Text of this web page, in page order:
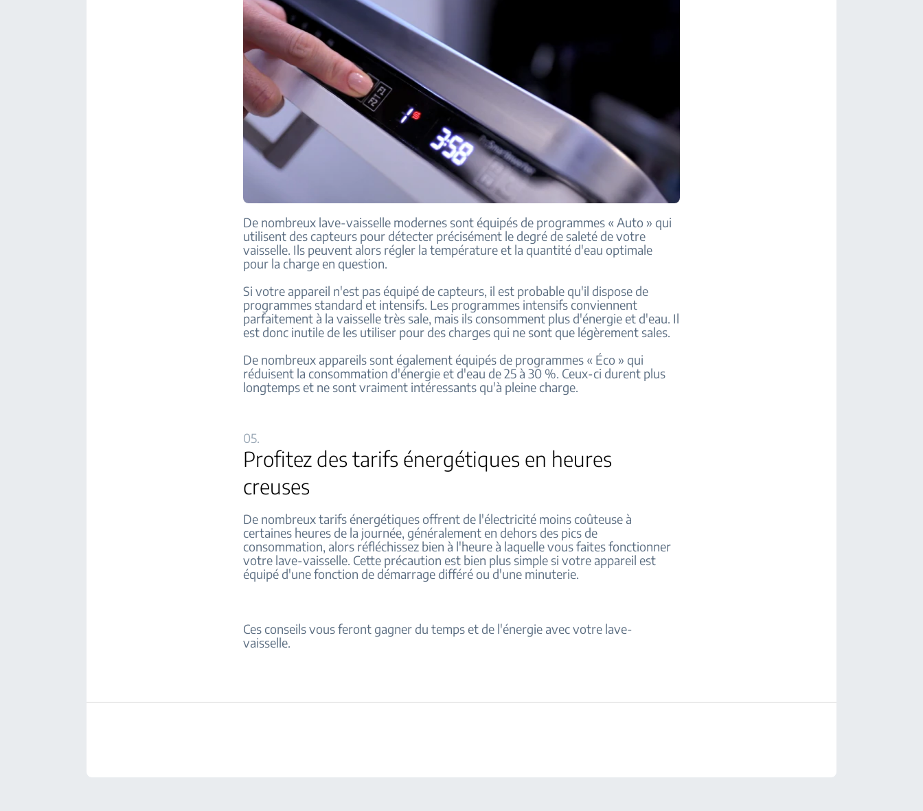
De nombreux lave-vaisselle modernes sont équipés de programmes « Auto » qui
utilisent des capteurs pour détecter précisément le degré de saleté de votre
vaisselle. Ils peuvent alors régler la température et la quantité d'eau optimale
pour la charge en question.
Si votre appareil n'est pas équipé de capteurs, il est probable qu'il dispose de
programmes standard et intensifs. Les programmes intensifs conviennent
parfaitement à la vaisselle très sale, mais ils consomment plus d'énergie et d'eau. Il
est donc inutile de les utiliser pour des charges qui ne sont que légèrement sales.
De nombreux appareils sont également équipés de programmes « Éco » qui
réduisent la consommation d'énergie et d'eau de 25 à 30 %. Ceux-ci durent plus
longtemps et ne sont vraiment intéressants qu'à pleine charge.
05.
Profitez des tarifs énergétiques en heures
creuses
De nombreux tarifs énergétiques offrent de l'électricité moins coûteuse à
certaines heures de la journée, généralement en dehors des pics de
consommation, alors réfléchissez bien à l'heure à laquelle vous faites fonctionner
votre lave-vaisselle. Cette précaution est bien plus simple si votre appareil est
équipé d'une fonction de démarrage différé ou d'une minuterie.
Ces conseils vous feront gagner du temps et de l'énergie avec votre lave-
vaisselle.